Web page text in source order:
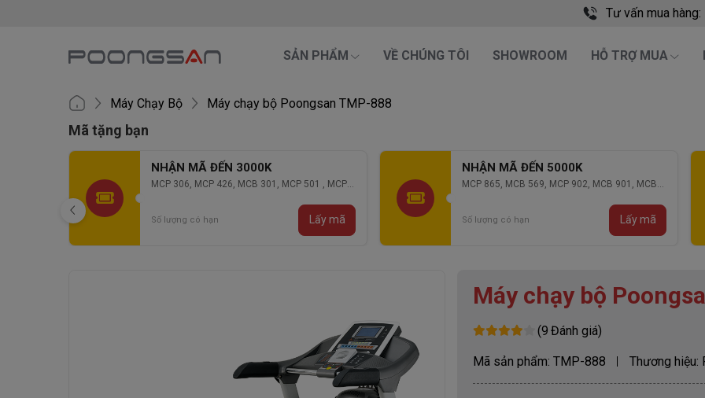
Tư vấn mua
SẢN PHẨM VỀ CHÚNG TÔI SHOWROOM HỖ TRỢ MUA
Máy Chạy Bộ Máy chạy bộ Poongsan TMP-888
Mã tặng bạn
NHẬN MÃ ĐẾN 5000K
MCP 865, MCB 569, MCP 902, MCB 901, MCB
Số lượng có hạn Lấy mã
NHẬN MÃ ĐẾN 2000K
MCP 106, MCP 136, MCP 130
Số lượng có hạn Lấy mã
Máy chạy bộ
(9 Đánh giá)
Mã sản phẩm: TMP-888 Thương hiệu: